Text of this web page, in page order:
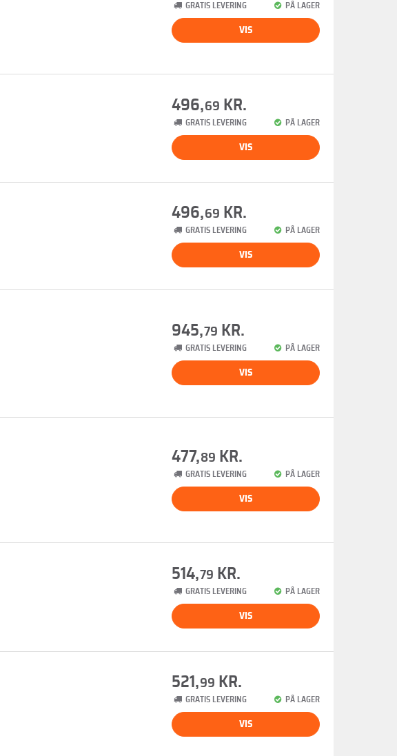
GRATIS LEVERING PÅ LAGER
VIS
496,69 KR.
GRATIS LEVERING PÅ LAGER
VIS
496,69 KR.
GRATIS LEVERING PÅ LAGER
VIS
945,79 KR.
GRATIS LEVERING PÅ LAGER
VIS
477,89 KR.
GRATIS LEVERING PÅ LAGER
VIS
514,79 KR.
GRATIS LEVERING PÅ LAGER
VIS
521,99 KR.
GRATIS LEVERING PÅ LAGER
VIS